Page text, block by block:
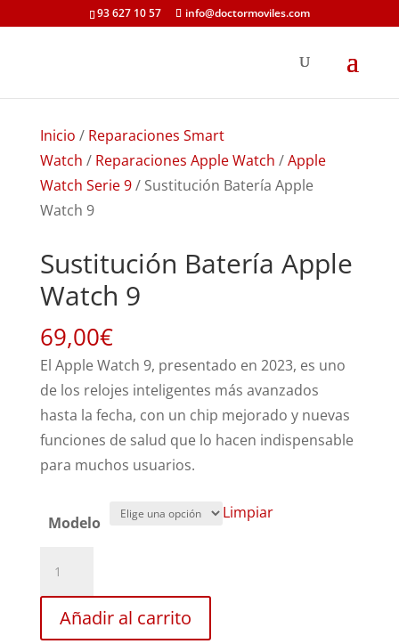
93 627 10 57 info@doctormoviles.com
Inicio / Reparaciones Smart
Watch / Reparaciones Apple Watch /Apple
Watch Serie 9/ Sustitución Batería Apple
Watch 9
Sustitución Batería Apple
Watch 9
69,00€
El Apple Watch 9, presentado en 2023, es uno
de los relojes inteligentes más avanzados
hasta la fecha, con un chip mejorado y nuevas
funciones de salud que lo hacen indispensable
para muchos usuarios.
Modelo
Limpiar
Apple
Watch
Añadir al carrito